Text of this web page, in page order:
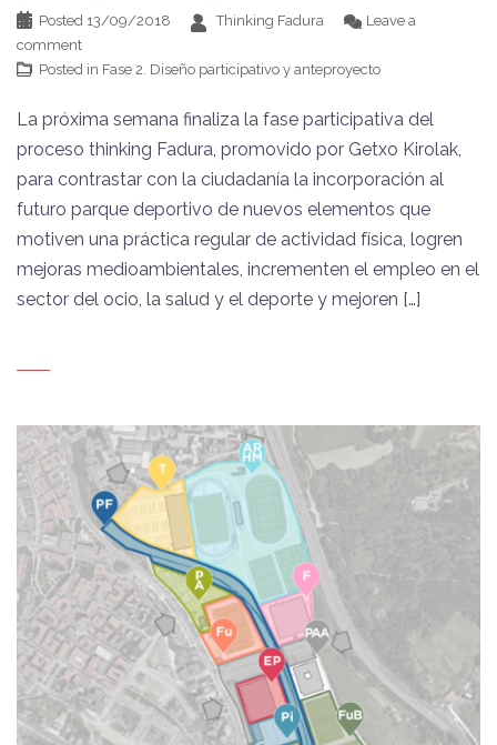
Posted 13/09/2018 Thinking Fadura
Leave a
comment
Posted in Fase 2. Diseño participativo y anteproyecto
La próxima semana finaliza la fase participativa del
proceso thinking Fadura, promovido por Getxo Kirolak,
para contrastar con la ciudadanía la incorporación al
futuro parque deportivo de nuevos elementos que
motiven una práctica regular de actividad física, logren
mejoras medioambientales, incrementen el empleo en el
sector del ocio, la salud y el deporte y mejoren […]